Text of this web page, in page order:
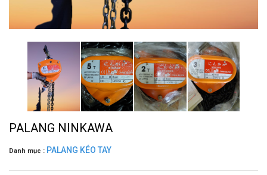
PALANG NINKAWA
Danh mục : PALANG KÉO TAY